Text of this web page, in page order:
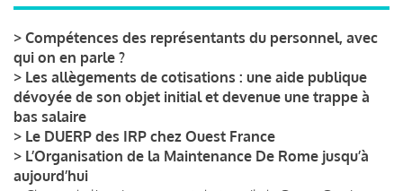
> Compétences des représentants du personnel, avec
qui on en parle ?
> Les allègements de cotisations : une aide publique
dévoyée de son objet initial et devenue une trappe à
bas salaire
> Le DUERP des IRP chez Ouest France
> L’Organisation de la Maintenance De Rome jusqu’à
aujourd’hui